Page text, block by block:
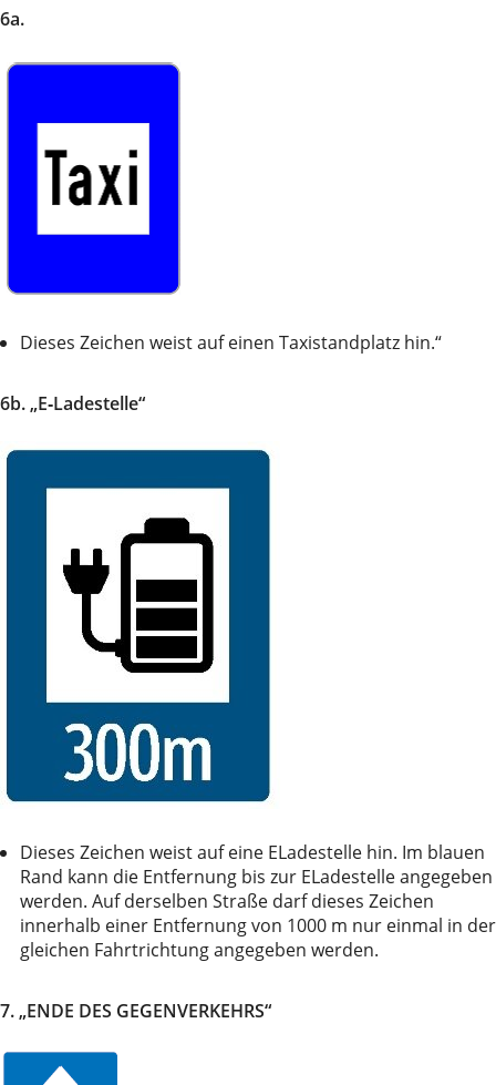
6a.
Dieses Zeichen weist auf einen Taxistandplatz hin.“
6b. „E‑Ladestelle“
Dieses Zeichen weist auf eine ELadestelle hin. Im blauen
Rand kann die Entfernung bis zur ELadestelle angegeben
werden. Auf derselben Straße darf dieses Zeichen
innerhalb einer Entfernung von 1000 m nur einmal in der
gleichen Fahrtrichtung angegeben werden.
7. „ENDE DES GEGENVERKEHRS“